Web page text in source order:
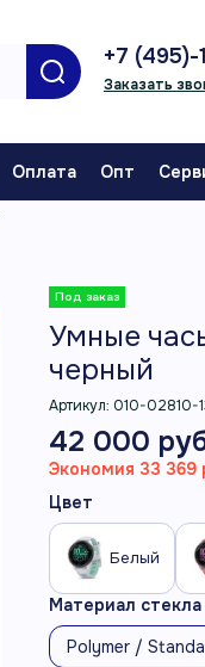
+7 (495)-
Заказать
Оплата Опт
Умные
черный
Артикул: 010-02810-
42 000
Экономия 33 369
Цвет
Белый
Материал стекла
Polymer /